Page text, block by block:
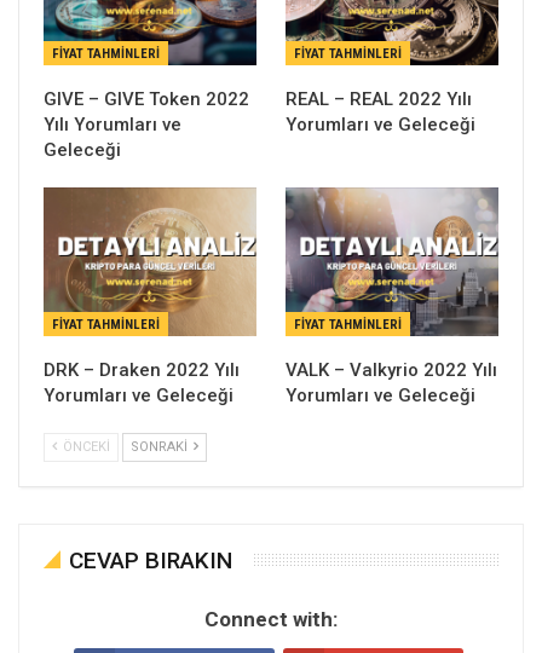
FIYAT TAHMINLERI
GIVE – GIVE Token 2022
Yılı Yorumları ve
Geleceği
FIYAT TAHMINLERI
REAL – REAL 2022 Yılı
Yorumları ve Geleceği
FIYAT TAHMINLERI
DRK – Draken 2022 Yılı
Yorumları ve Geleceği
FIYAT TAHMINLERI
VALK – Valkyrio 2022 Yılı
Yorumları ve Geleceği
ÖNCEKI SONRAKI
CEVAP BIRAKIN
Connect with: